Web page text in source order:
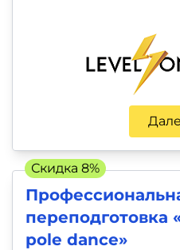
переподготовка
pole dance»
Скидка 8%